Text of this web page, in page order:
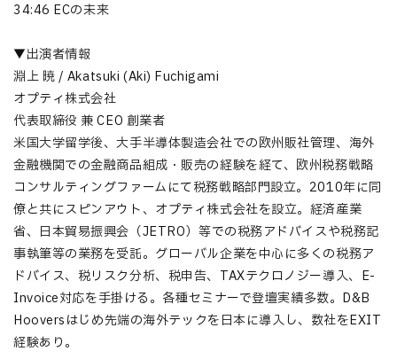
34:46 ECの未来
▼出演者情報
淵上 暁 / Akatsuki (Aki) Fuchigami
オプティ株式会社
代表取締役 兼 CEO 創業者
米国大学留学後、大手半導体製造会社での欧州販社管理、海外
金融機関での金融商品組成・販売の経験を経て、欧州税務戦略
コンサルティングファームにて税務戦略部門設立。2010年に同
僚と共にスピンアウト、オプティ株式会社を設立。経済産業
省、日本貿易振興会（JETRO）等での税務アドバイスや税務記
事執筆等の業務を受託。グローバル企業を中心に多くの税務ア
ドバイス、税リスク分析、税申告、TAXテクロノジー導入、E-
Invoice対応を手掛ける。各種セミナーで登壇実績多数。D&B
Hooversはじめ先端の海外テックを日本に導入し、数社をEXIT
経験あり。